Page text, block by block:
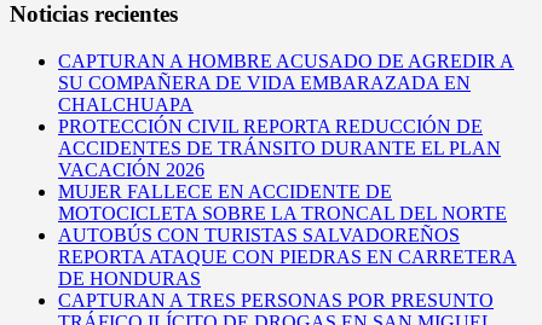
Noticias recientes
CAPTURAN A HOMBRE ACUSADO DE AGREDIR A
SU COMPAÑERA DE VIDA EMBARAZADA EN
CHALCHUAPA
PROTECCIÓN CIVIL REPORTA REDUCCIÓN DE
ACCIDENTES DE TRÁNSITO DURANTE EL PLAN
VACACIÓN 2026
MUJER FALLECE EN ACCIDENTE DE
MOTOCICLETA SOBRE LA TRONCAL DEL NORTE
AUTOBÚS CON TURISTAS SALVADOREÑOS
REPORTA ATAQUE CON PIEDRAS EN CARRETERA
DE HONDURAS
CAPTURAN A TRES PERSONAS POR PRESUNTO